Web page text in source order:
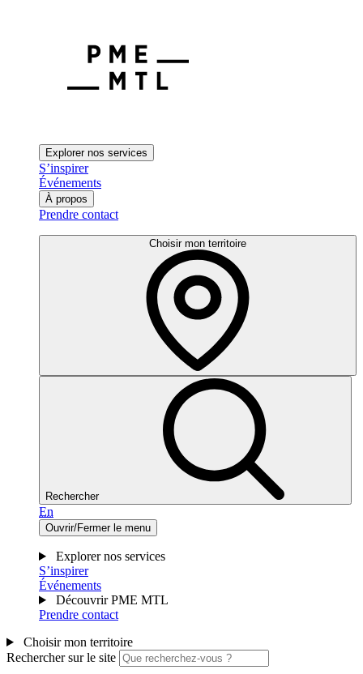
Explorer nos services
S’inspirer
Événements
À propos
Prendre contact
Choisir mon territoire
Rechercher
En
Ouvrir/Fermer le menu
Explorer nos services
S’inspirer
Événements
Découvrir PME MTL
Prendre contact
Choisir mon territoire
Rechercher sur le site